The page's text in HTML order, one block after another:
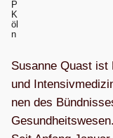
P
K
öl
n
Susanne Quast
und
nen des
Gesund­heits­we­sen.